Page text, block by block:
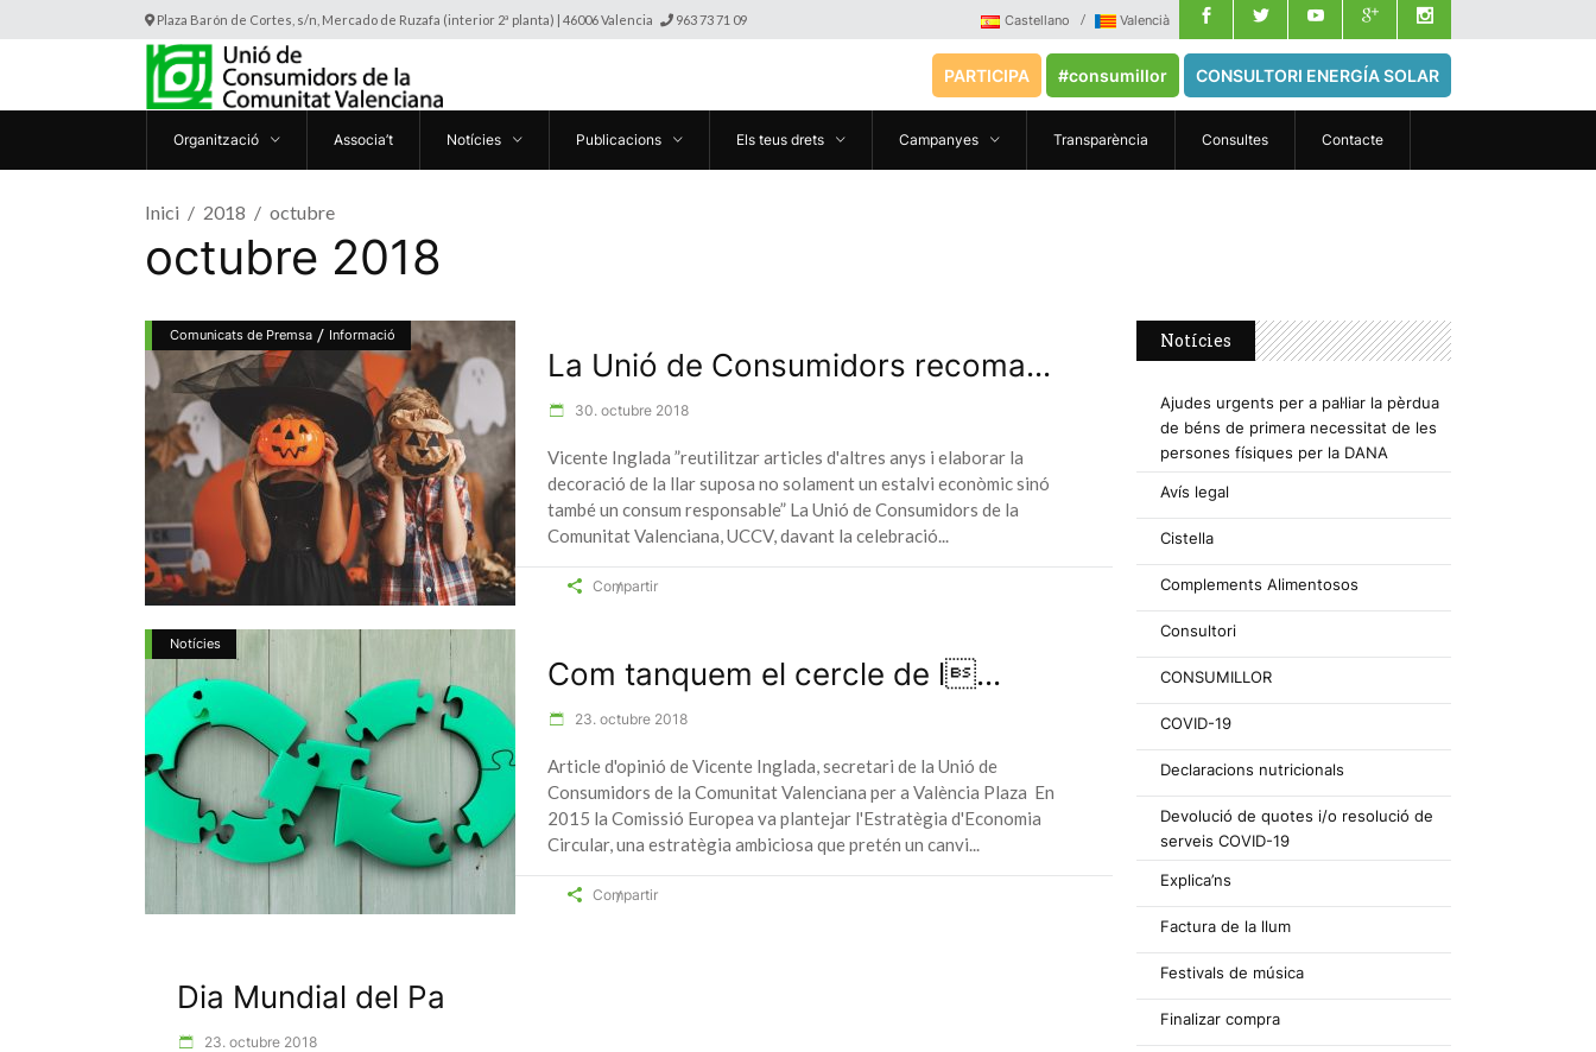
Plaza Barón de Cortes, s/n, Mercado de Ruzafa (interior 2ª planta) | 46006 Valencia 963 73 71 09 Castellano Valencià
PARTICIPA #consumillor CONSULTORI ENERGÍA SOLAR
Organització Associa’t Notícies Publicacions Els teus drets Campanyes Transparència Consultes Contacte
Inici 2018 octubre
octubre 2018
Comunicats de Premsa / Informació
La Unió de Consumidors recoma...
30. octubre 2018
Vicente Inglada ”reutilitzar articles d'altres anys i elaborar la
decoració de la llar suposa no solament un estalvi econòmic sinó
també un consum responsable” La Unió de Consumidors de la
Comunitat Valenciana, UCCV, davant la celebració
Compartir
Notícies
Com tanquem el cercle de l...
23. octubre 2018
Article d'opinió de Vicente Inglada, secretari de la Unió de
Consumidors de la Comunitat Valenciana per a València Plaza En
2015 la Comissió Europea va plantejar l'Estratègia d'Economia
Circular, una estratègia ambiciosa que pretén un canvi
Compartir
Dia Mundial del Pa
23. octubre 2018
Notícies
Ajudes urgents per a pal·liar la pèrdua
de béns de primera necessitat de les
persones físiques per la DANA
Avís legal
Cistella
Complements Alimentosos
Consultori
CONSUMILLOR
COVID-19
Declaracions nutricionals
Devolució de quotes i/o resolució de
serveis COVID-19
Explica’ns
Factura de la llum
Festivals de música
Finalizar compra